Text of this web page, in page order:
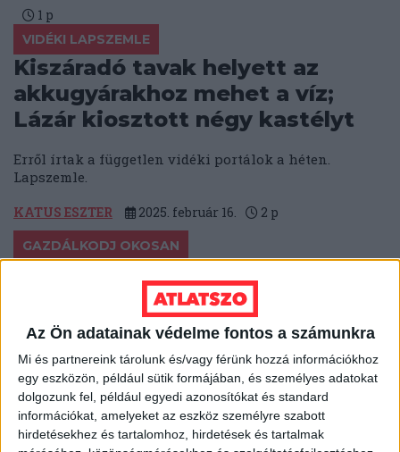
Az Ön adatainak védelme fontos a számunkra
Mi és partnereink tárolunk és/vagy férünk hozzá információkhoz
egy eszközön, például sütik formájában, és személyes adatokat
dolgozunk fel, például egyedi azonosítókat és standard
információkat, amelyeket az eszköz személyre szabott
hirdetésekhez és tartalomhoz, hirdetések és tartalmak
1 p
VIDÉKI LAPSZEMLE
Kiszáradó tavak helyett az
akkugyárakhoz mehet a víz;
Lázár kiosztott négy kastélyt
Erről írtak a független vidéki portálok a héten.
Lapszemle.
KATUS ESZTER 2025. február 16. 2 p
GAZDÁLKODJ OKOSAN
Legalább 183 milliót költött
Lázár János a kastélya melletti
földek megvásárlására
Az építési és közlekedési miniszter összesen 58,8
hektár földet vásárolt a szerződések alapján, részben
hitelből.
SEGESVÁRI CSABA 2025. január 21. 5p